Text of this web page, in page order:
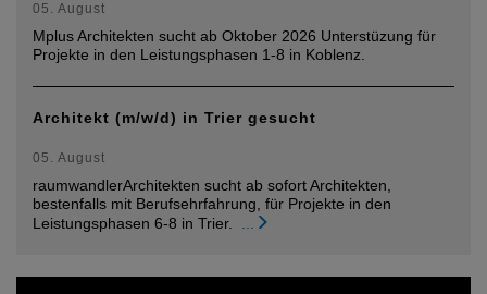
05. August
Mplus Architekten sucht ab Oktober 2026 Unterstüzung für
Projekte in den Leistungsphasen 1-8 in Koblenz.
Architekt (m/w/d) in Trier gesucht
05. August
raumwandlerArchitekten sucht ab sofort Architekten,
bestenfalls mit Berufsehrfahrung, für Projekte in den
Leistungsphasen 6-8 in Trier.